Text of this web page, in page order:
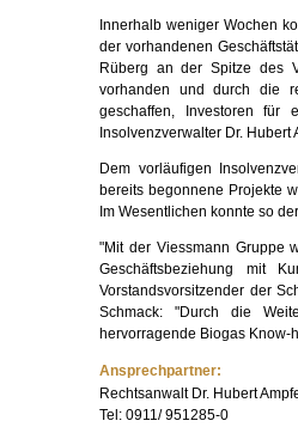
Innerhalb weniger Wochen
der vorhandenen
Rüberg an der Spitze des
vorhanden und durch die
geschaffen, Investoren für
Insolvenzverwalter Dr. Hubert
Dem vorläufigen
bereits begonnene Projekte
Im Wesentlichen konnte so
"Mit der Viessmann Gruppe
Geschäftsbeziehung mit
Vorstandsvorsitzender der
Schmack: "Durch die
hervorragende Biogas Know-
Ansprechpartner:
Rechtsanwalt Dr. Hubert
Tel: 0911/ 951285-0